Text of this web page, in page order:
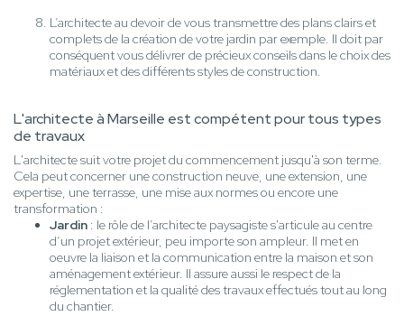
L’architecte au devoir de vous transmettre des plans clairs et
complets de la création de votre jardin par exemple. Il doit par
conséquent vous délivrer de précieux conseils dans le choix des
matériaux et des différents styles de construction.
L'architecte à Marseille est compétent pour tous types
de travaux
L'architecte suit votre projet du commencement jusqu'à son terme.
Cela peut concerner une construction neuve, une extension, une
expertise, une terrasse, une mise aux normes ou encore une
transformation :
Jardin : le rôle de l’architecte paysagiste s'articule au centre
d’un projet extérieur, peu importe son ampleur. Il met en
oeuvre la liaison et la communication entre la maison et son
aménagement extérieur. Il assure aussi le respect de la
réglementation et la qualité des travaux effectués tout au long
du chantier.